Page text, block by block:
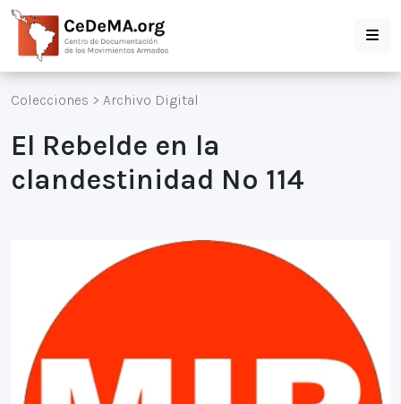
Colecciones > Archivo Digital
El Rebelde en la
clandestinidad Nº 114